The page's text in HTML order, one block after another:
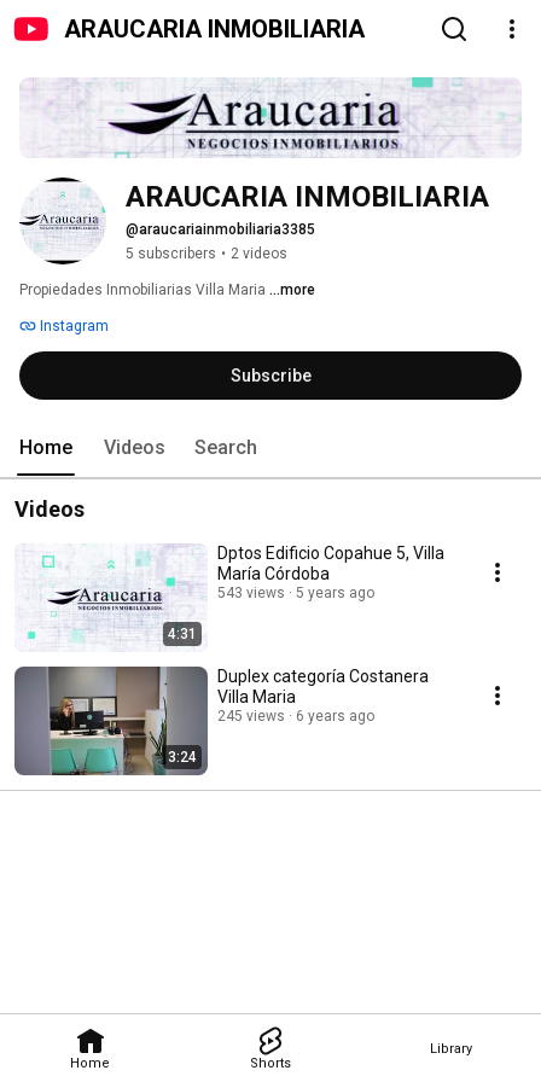
ARAUCARIA INMOBILIARIA
Home Shorts
Library
ARAUCARIA INMOBILIARIA
@araucariainmobiliaria3385
5 subscribers • 2 videos
Propiedades Inmobiliarias Villa Maria ...more
Instagram
Subscribe
Home Videos Search
Videos
4:31
Dptos Edificio Copahue 5, Villa
María Córdoba
543 views 5 years ago
3:24
Duplex categoría Costanera
Villa Maria
245 views 6 years ago